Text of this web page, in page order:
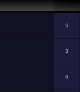
5
3
6